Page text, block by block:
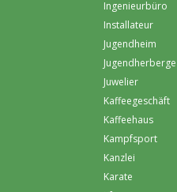
Ingenieurbüro
Installateur
Jugendheim
Jugendherberge
Juwelier
Kaffeegeschäft
Kaffeehaus
Kampfsport
Kanzlei
Karate